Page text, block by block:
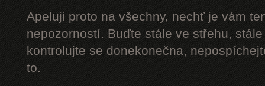
Apeluji proto na všechny, nechť je vám
nepozorností. Buďte stále ve střehu,
kontrolujte se donekonečna,
to.